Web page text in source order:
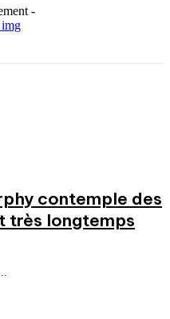
-
contemple des
très longtemps